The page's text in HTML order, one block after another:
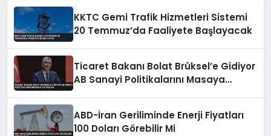
KKTC Gemi Trafik Hizmetleri Sistemi
20 Temmuz’da Faaliyete Başlayacak
Ticaret Bakanı Bolat Brüksel’e Gidiyor
AB Sanayi Politikalarını Masaya
ABD-İran Geriliminde Enerji Fiyatları
100 Doları Görebilir Mi